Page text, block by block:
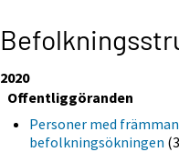
2020
Offentliggöranden
Personer med
befolkningsökningen